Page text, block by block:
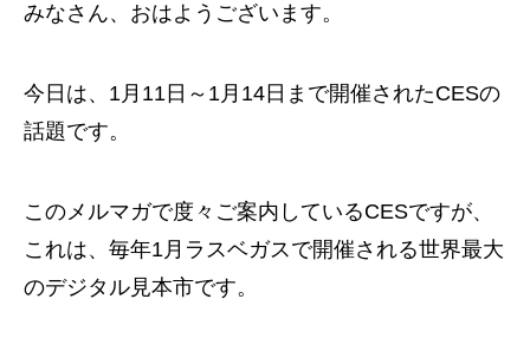
みなさん、おはようございます。
今日は、1月11日～1月14日まで開催されたCESの
話題です。
このメルマガで度々ご案内しているCESですが、
これは、毎年1月ラスベガスで開催される世界最大
のデジタル見本市です。